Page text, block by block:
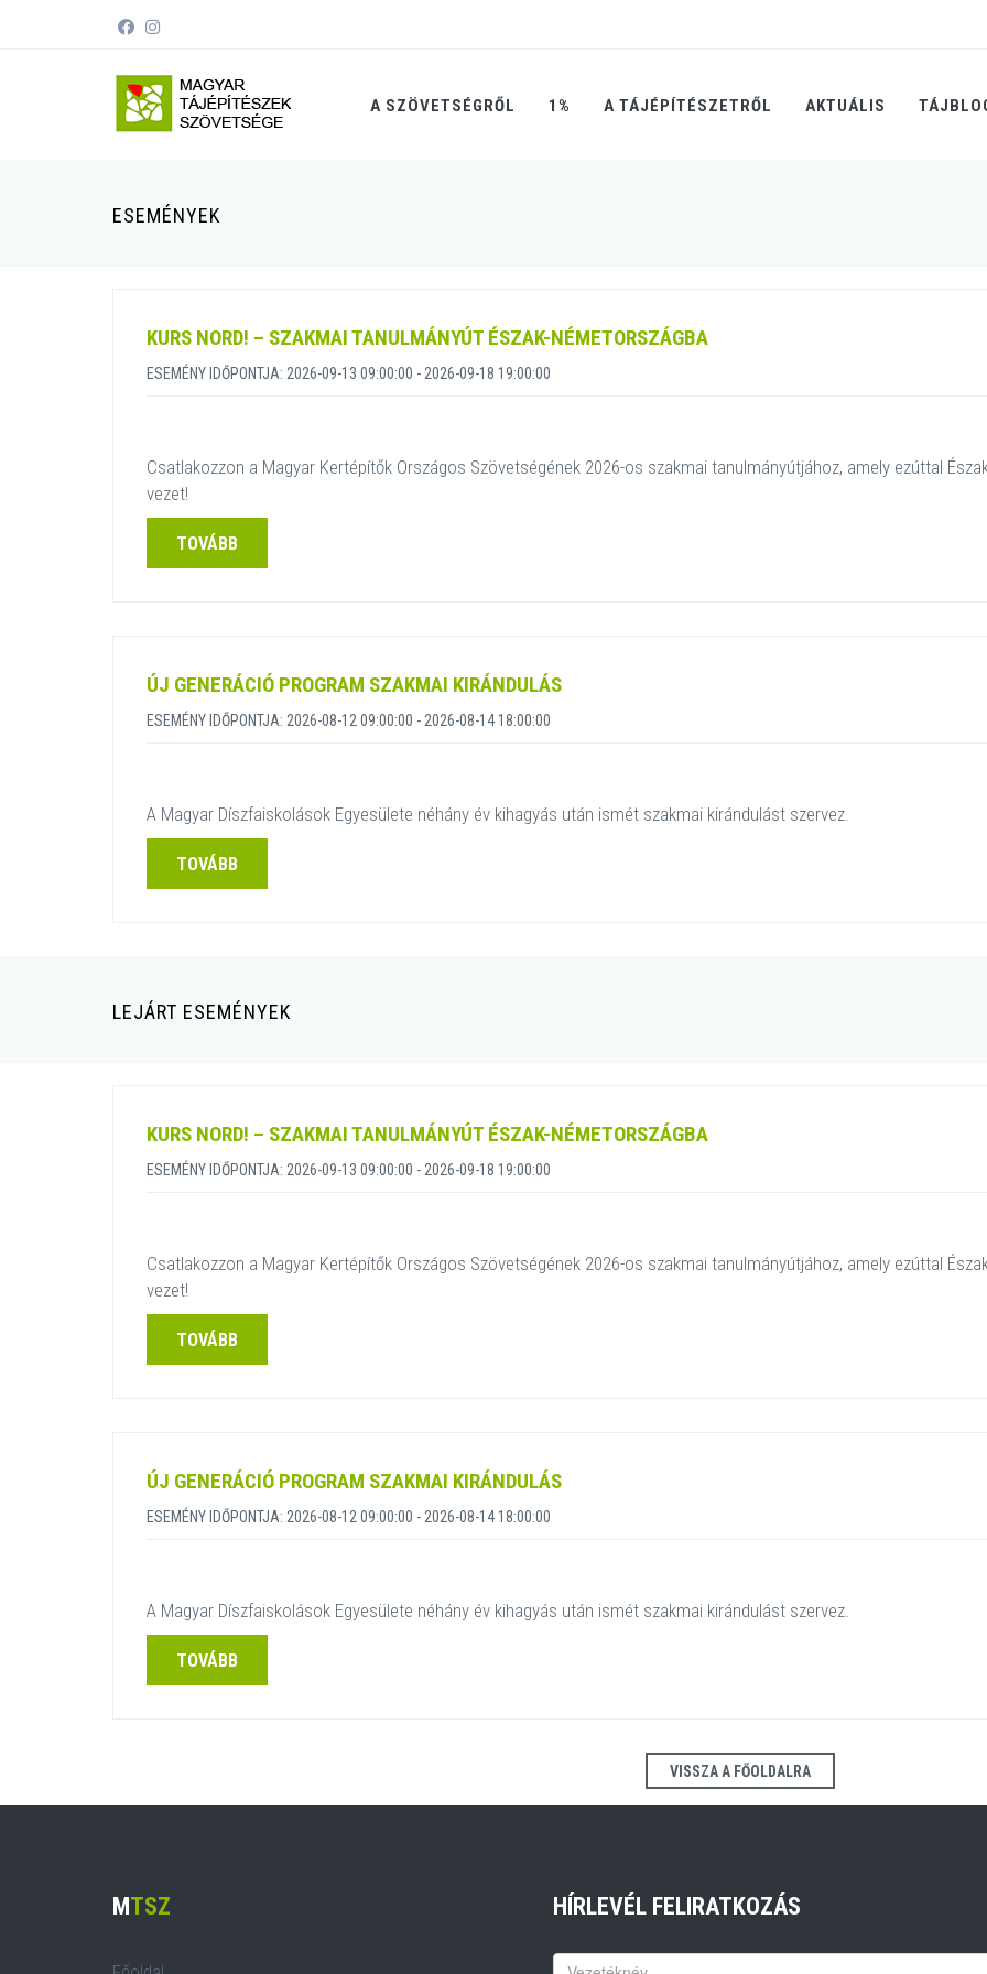
A SZÖVETSÉGRŐL 1% A TÁJÉPÍTÉSZETRŐL AKTUÁLIS
ESEMÉNYEK
KURS NORD! – SZAKMAI TANULMÁNYÚT ÉSZAK-NÉMETORSZÁGBA
ESEMÉNY IDŐPONTJA: 2026-09-13 09:00:00 - 2026-09-18 19:00:00
Csatlakozzon a Magyar Kertépítők Országos Szövetségének 2026-os szakmai tanulmányútjához, amely ezúttal
vezet!
TOVÁBB
ÚJ GENERÁCIÓ PROGRAM SZAKMAI KIRÁNDULÁS
ESEMÉNY IDŐPONTJA: 2026-08-12 09:00:00 - 2026-08-14 18:00:00
A Magyar Díszfaiskolások Egyesülete néhány év kihagyás után ismét szakmai kirándulást szervez.
TOVÁBB
LEJÁRT ESEMÉNYEK
KURS NORD! – SZAKMAI TANULMÁNYÚT ÉSZAK-NÉMETORSZÁGBA
ESEMÉNY IDŐPONTJA: 2026-09-13 09:00:00 - 2026-09-18 19:00:00
Csatlakozzon a Magyar Kertépítők Országos Szövetségének 2026-os szakmai tanulmányútjához, amely ezúttal
vezet!
TOVÁBB
ÚJ GENERÁCIÓ PROGRAM SZAKMAI KIRÁNDULÁS
ESEMÉNY IDŐPONTJA: 2026-08-12 09:00:00 - 2026-08-14 18:00:00
A Magyar Díszfaiskolások Egyesülete néhány év kihagyás után ismét szakmai kirándulást szervez.
TOVÁBB
VISSZA A FŐOLDALRA
MTSZ HÍRLEVÉL FELIRATKOZÁS
Keresztnév